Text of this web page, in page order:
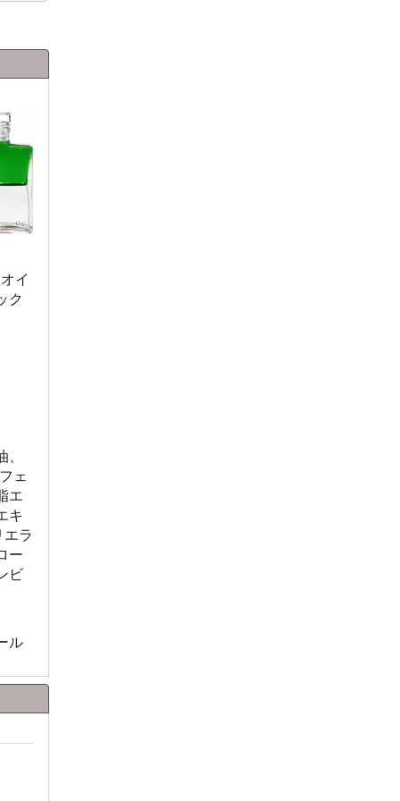
イ
ク
ェ
エ
キ
ラ
ー
ビ
ル